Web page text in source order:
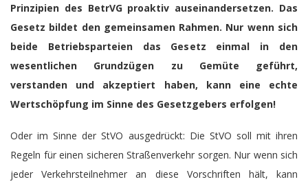
Prinzipien des BetrVG proaktiv auseinandersetzen. Das
Gesetz bildet den gemeinsamen Rahmen. Nur wenn sich
beide Betriebsparteien das Gesetz einmal in den
wesentlichen Grundzügen zu Gemüte geführt,
verstanden und akzeptiert haben, kann eine echte
Wertschöpfung im Sinne des Gesetzgebers erfolgen!
Oder im Sinne der StVO ausgedrückt: Die StVO soll mit ihren
Regeln für einen sicheren Straßenverkehr sorgen. Nur wenn sich
jeder Verkehrsteilnehmer an diese Vorschriften hält, kann